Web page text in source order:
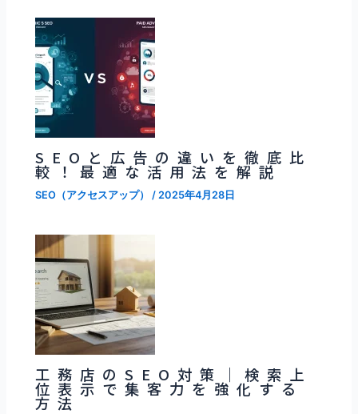
SEOと広告の違いを徹底比
較！最適な活用法を解説
SEO（アクセスアップ） / 2025年4月28日
工務店のSEO対策｜検索上
位表示で集客力を強化する
方法